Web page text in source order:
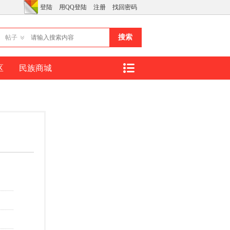
登陆 用QQ登陆 注册 找回密码
帖子 搜索
民族商城